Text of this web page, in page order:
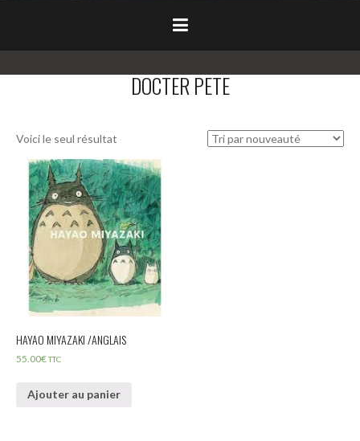
DOCTER PETE
Voici le seul résultat
HAYAO MIYAZAKI /ANGLAIS
55.00€TTC
Ajouter au panier